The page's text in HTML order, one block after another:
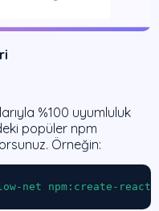
%100 uyumluluk
popüler npm
Örneğin:
net npm:create-react-